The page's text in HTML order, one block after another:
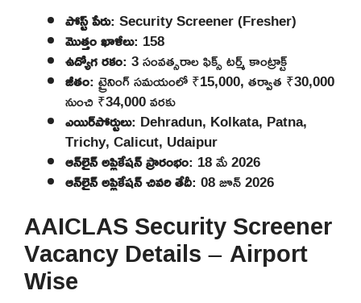
పోస్ట్ పేరు: Security Screener (Fresher)
మొత్తం ఖాళీలు: 158
ఉద్యోగ రకం: 3 సంవత్సరాల ఫిక్స్ టర్మ్ కాంట్రాక్ట్
జీతం: ట్రైనింగ్ సమయంలో ₹15,000, తర్వాత ₹30,000
నుంచి ₹34,000 వరకు
ఎయిర్‌పోర్టులు: Dehradun, Kolkata, Patna,
Trichy, Calicut, Udaipur
ఆన్‌లైన్ అప్లికేషన్ ప్రారంభం: 18 మే 2026
ఆన్‌లైన్ అప్లికేషన్ చివరి తేదీ: 08 జూన్ 2026
AAICLAS Security Screener
Vacancy Details – Airport
Wise